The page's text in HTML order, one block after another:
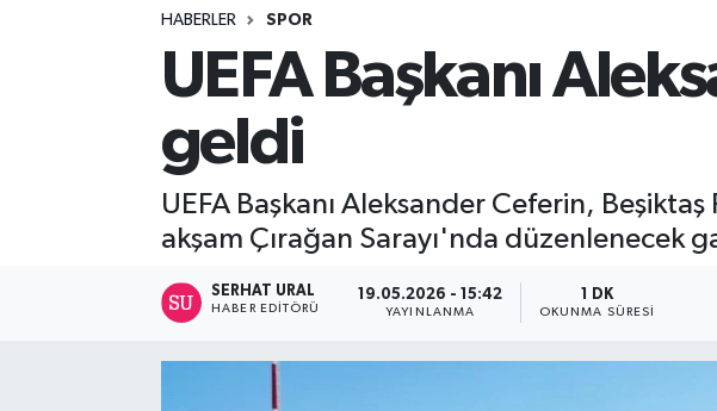
HABERLER SPOR
UEFA Başkanı
geldi
UEFA Başkanı Aleksander Ceferin,
akşam Çırağan Sarayı'nda düzenlenecek
SERHAT URAL
HABER EDITÖRÜ
19.05.2026 - 15:42
YAYINLANMA
1 DK
OKUNMA SÜRESI
Kültür - Sanat
Lider Haber TV Canlı Yayın izle